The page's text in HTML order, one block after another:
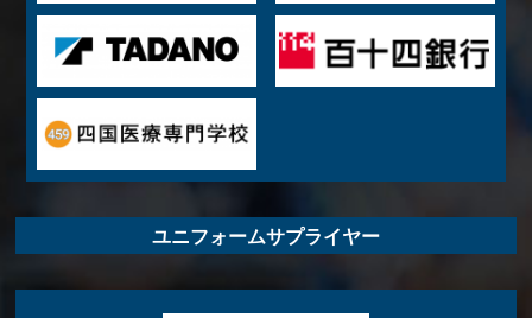
ユニフォームサプライヤー